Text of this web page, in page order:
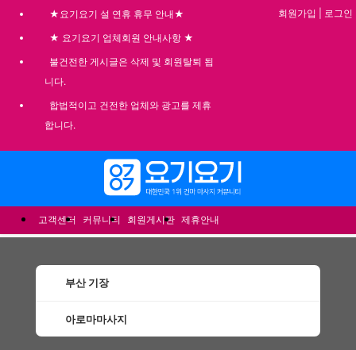
★요기요기 설 연휴 휴무 안내★
★ 요기요기 업체회원 안내사항 ★
불건전한 게시글은 삭제 및 회원탈퇴 됩
니다.
합법적이고 건전한 업체와 광고를 제휴
합니다.
회원가입 로그인
고객센터 커뮤니티 회원게시판 제휴안내
부산 기장
아로마마사지